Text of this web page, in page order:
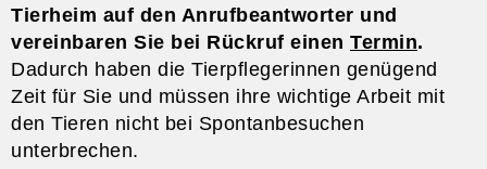
Tierheim auf den Anrufbeantworter und
vereinbaren Sie bei Rückruf einen Termin.
Dadurch haben die Tierpflegerinnen genügend
Zeit für Sie und müssen ihre wichtige Arbeit mit
den Tieren nicht bei Spontanbesuchen
unterbrechen.